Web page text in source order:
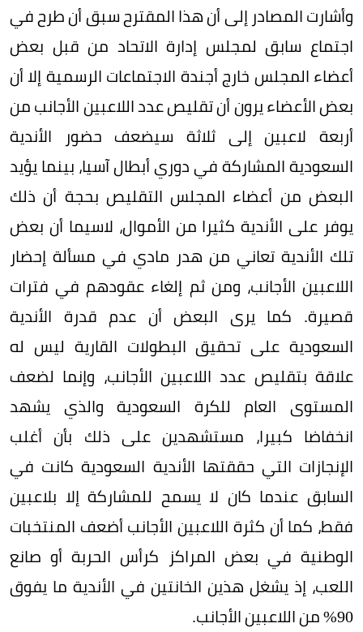
وأشارت المصادر إلى أن هذا المقترح سبق أن طرح في
اجتماع سابق لمجلس إدارة الاتحاد من قبل بعض
أعضاء المجلس خارج أجندة الاجتماعات الرسمية إلا أن
بعض الأعضاء يرون أن تقليص عدد اللاعبين الأجانب من
أربعة لاعبين إلى ثلاثة سيضعف حضور الأندية
السعودية المشاركة في دوري أبطال آسيا، بينما يؤيد
البعض من أعضاء المجلس التقليص بحجة أن ذلك
يوفر على الأندية كثيرا من الأموال، لاسيما أن بعض
تلك الأندية تعاني من هدر مادي في مسألة إحضار
اللاعبين الأجانب، ومن ثم إلغاء عقودهم في فترات
قصيرة. كما يرى البعض أن عدم قدرة الأندية
السعودية على تحقيق البطولات القارية ليس له
علاقة بتقليص عدد اللاعبين الأجانب، وإنما لضعف
المستوى العام للكرة السعودية والذي يشهد
انخفاضا كبيرا، مستشهدين على ذلك بأن أغلب
الإنجازات التي حققتها الأندية السعودية كانت في
السابق عندما كان لا يسمح للمشاركة إلا بلاعبين
فقط، كما أن كثرة اللاعبين الأجانب أضعف المنتخبات
الوطنية في بعض المراكز كرأس الحربة أو صانع
اللعب، إذ يشغل هذين الخانتين في الأندية ما يفوق
90% من اللاعبين الأجانب.